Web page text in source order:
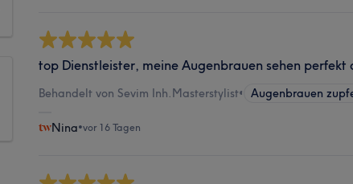
top Dienstleister, meine Augenbrauen sehen perfekt
Behandelt von Sevim Inh.Masterstylist• Augenbrauen
Nina•vor 16 Tagen